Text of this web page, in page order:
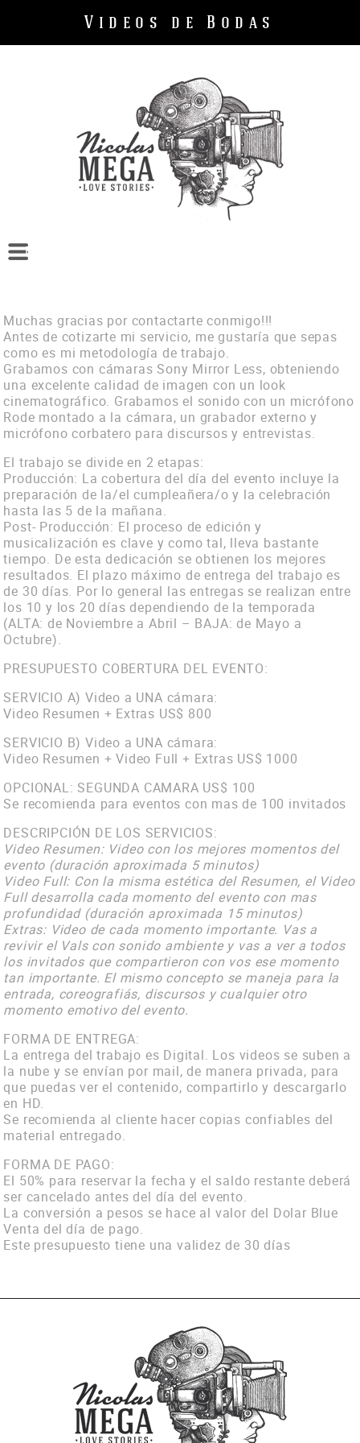
Videos de Bodas
Bodas
Sobre mi
Contacto
Vimeo
Facebook
Muchas gracias por contactarte conmigo!!!
Antes de cotizarte mi servicio, me gustaría que sepas
como es mi metodología de trabajo.
Grabamos con cámaras Sony Mirror Less, obteniendo
una excelente calidad de imagen con un look
cinematográfico. Grabamos el sonido con un micrófono
Rode montado a la cámara, un grabador externo y
micrófono corbatero para discursos y entrevistas.
El trabajo se divide en 2 etapas:
Producción: La cobertura del día del evento incluye la
preparación de la/el cumpleañera/o y la celebración
hasta las 5 de la mañana.
Post- Producción: El proceso de edición y
musicalización es clave y como tal, lleva bastante
tiempo. De esta dedicación se obtienen los mejores
resultados. El plazo máximo de entrega del trabajo es
de 30 días. Por lo general las entregas se realizan entre
los 10 y los 20 días dependiendo de la temporada
(ALTA: de Noviembre a Abril – BAJA: de Mayo a
Octubre).
PRESUPUESTO COBERTURA DEL EVENTO:
SERVICIO A) Video a UNA cámara:
Video Resumen + Extras US$ 800
SERVICIO B) Video a UNA cámara:
Video Resumen + Video Full + Extras US$ 1000
OPCIONAL: SEGUNDA CAMARA US$ 100
Se recomienda para eventos con mas de 100 invitados
DESCRIPCIÓN DE LOS SERVICIOS:
Video Resumen: Video con los mejores momentos del
evento (duración aproximada 5 minutos)
Video Full: Con la misma estética del Resumen, el Video
Full desarrolla cada momento del evento con mas
profundidad (duración aproximada 15 minutos)
Extras: Video de cada momento importante. Vas a
revivir el Vals con sonido ambiente y vas a ver a todos
los invitados que compartieron con vos ese momento
tan importante. El mismo concepto se maneja para la
entrada, coreografiás, discursos y cualquier otro
momento emotivo del evento.
FORMA DE ENTREGA:
La entrega del trabajo es Digital. Los videos se suben a
la nube y se envían por mail, de manera privada, para
que puedas ver el contenido, compartirlo y descargarlo
en HD.
Se recomienda al cliente hacer copias confiables del
material entregado.
FORMA DE PAGO:
El 50% para reservar la fecha y el saldo restante deberá
ser cancelado antes del día del evento.
La conversión a pesos se hace al valor del Dolar Blue
Venta del día de pago.
Este presupuesto tiene una validez de 30 días